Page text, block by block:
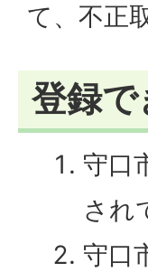
て、不正
登録で
守口
され
守口